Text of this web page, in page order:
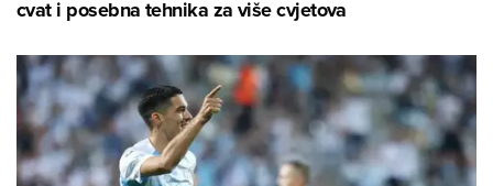
cvat i posebna tehnika za više cvjetova